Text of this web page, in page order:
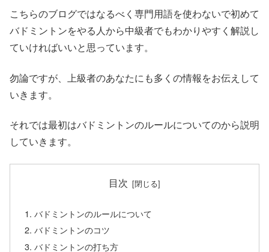
こちらのブログではなるべく専門用語を使わないで初めて
バドミントンをやる人から中級者でもわかりやすく解説し
ていければいいと思っています。
勿論ですが、上級者のあなたにも多くの情報をお伝えして
いきます。
それでは最初はバドミントンのルールについてのから説明
していきます。
目次
バドミントンのルールについて
バドミントンのコツ
バドミントンの打ち方